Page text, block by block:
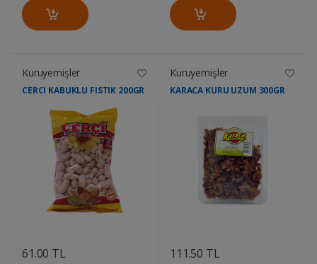
Kuruyemişler
CERCI KABUKLU FISTIK 200GR
61.00 TL
Kuruyemişler
KARACA KURU UZUM 300GR
111.50 TL